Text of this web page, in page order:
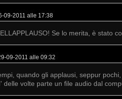
09-2011 alle 17:38
Se lo merita, è stato
09-2011 alle 09:32
quando gli applausi, seppur
delle volte parte un file audio dal